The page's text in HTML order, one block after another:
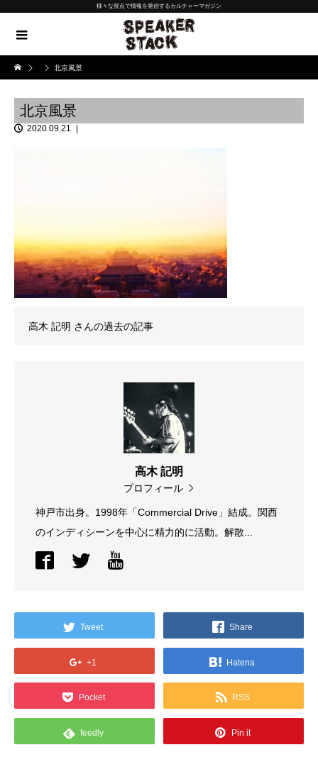
様々な視点で情報を発信するカルチャーマガジン
北京風景
北京風景
2020.09.21
高木 記明 さんの過去の記事
高木 記明
プロフィール
神戸市出身。1998年「Commercial Drive」結成。関西
のインディシーンを中心に精力的に活動。解散...
Tweet Share
+1 Hatena
Pocket RSS
feedly Pin it